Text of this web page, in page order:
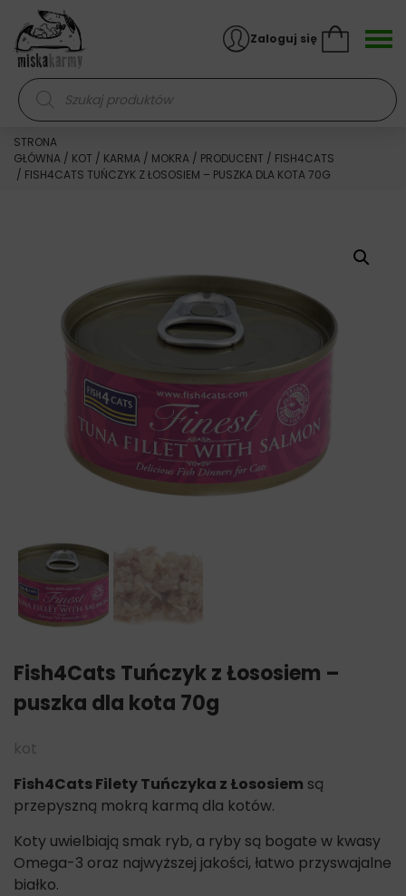
Skocz do treści
Wyszukiwarka produktów
Zaloguj się
STRONA
GŁÓWNA / KOT / KARMA / MOKRA / PRODUCENT / FISH4CATS
/ FISH4CATS TUŃCZYK Z ŁOSOSIEM – PUSZKA DLA KOTA 70G
Fish4Cats Tuńczyk z Łososiem –
puszka dla kota 70g
kot
Fish4Cats Filety Tuńczyka z Łososiem są
przepyszną mokrą karmą dla kotów.
Koty uwielbiają smak ryb, a ryby są bogate w kwasy
Omega-3 oraz najwyższej jakości, łatwo przyswajalne
białko.